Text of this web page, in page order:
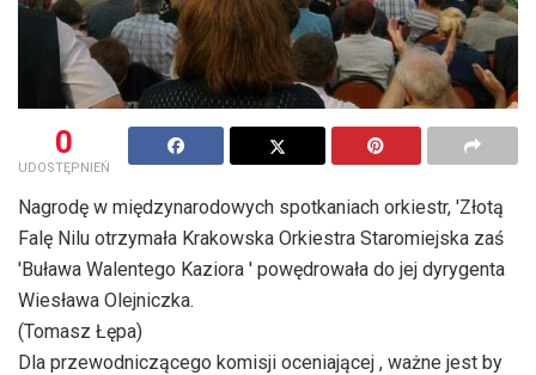
0
UDOSTĘPNIEŃ
Nagrodę w międzynarodowych spotkaniach orkiestr, 'Złotą
Falę Nilu otrzymała Krakowska Orkiestra Staromiejska zaś
'Buława Walentego Kaziora ' powędrowała do jej dyrygenta
Wiesława Olejniczka.
(Tomasz Łępa)
Dla przewodniczącego komisji oceniającej , ważne jest by